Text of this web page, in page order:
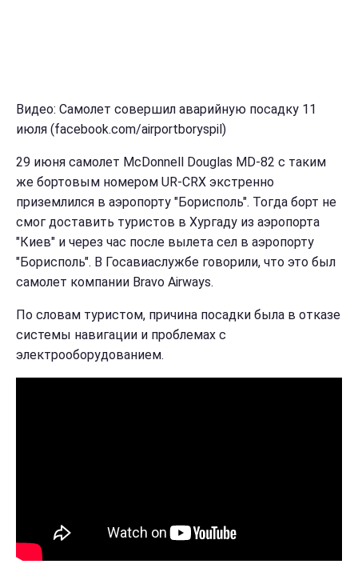
Видео: Самолет совершил аварийную посадку 11
июля (facebook.com/airportboryspil)
29 июня самолет McDonnell Douglas MD-82 с таким
же бортовым номером UR-CRX экстренно
приземлился в аэропорту "Борисполь". Тогда борт не
смог доставить туристов в Хургаду из аэропорта
"Киев" и через час после вылета сел в аэропорту
"Борисполь". В Госавиаслужбе говорили, что это был
самолет компании Bravo Airways.
По словам туристом, причина посадки была в отказе
системы навигации и проблемах с
электрооборудованием.